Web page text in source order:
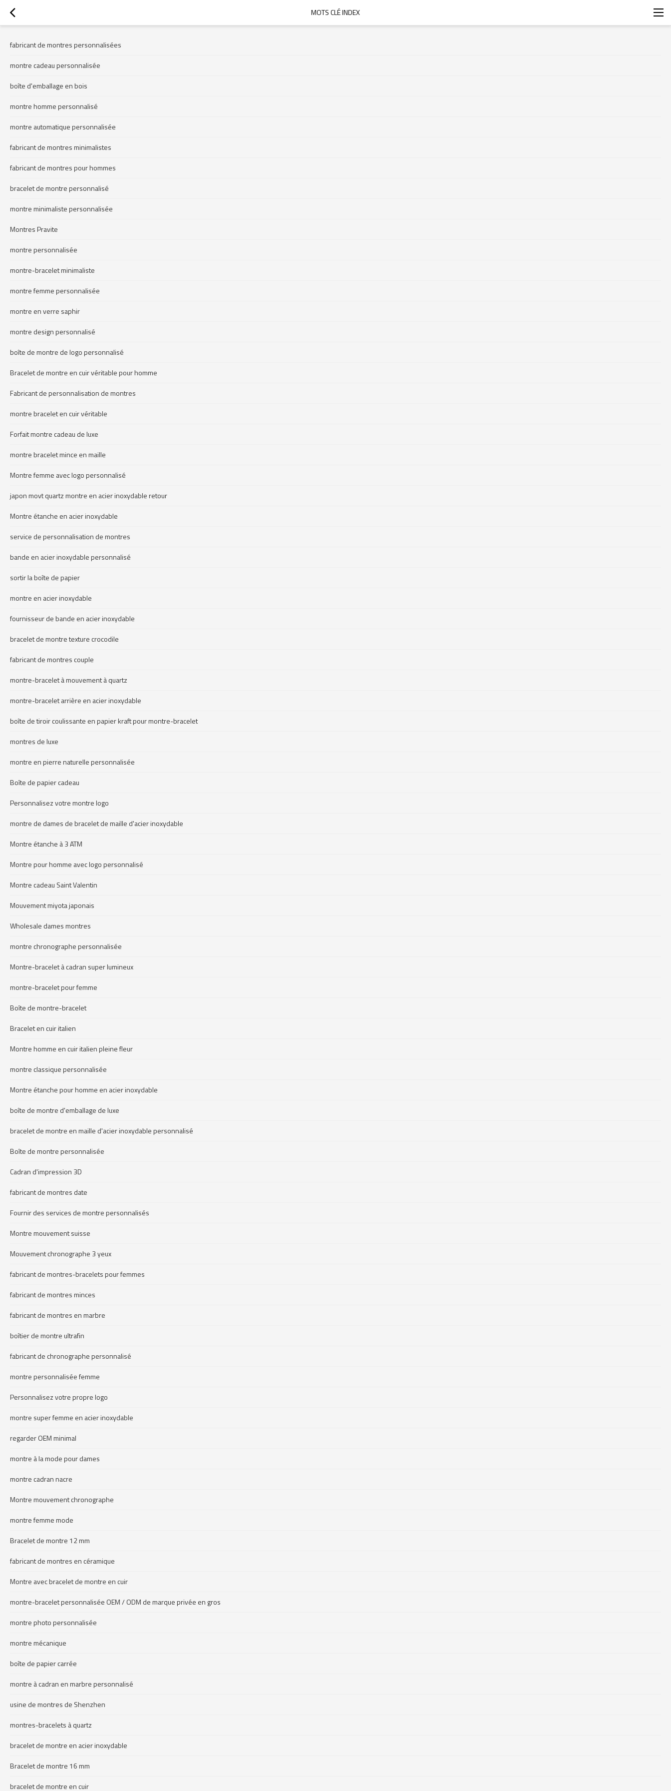
MOTS CLÉ INDEX
fabricant de montres personnalisées
montre cadeau personnalisée
boîte d'emballage en bois
montre homme personnalisé
montre automatique personnalisée
fabricant de montres minimalistes
fabricant de montres pour hommes
bracelet de montre personnalisé
montre minimaliste personnalisée
Montres Pravite
montre personnalisée
montre-bracelet minimaliste
montre femme personnalisée
montre en verre saphir
montre design personnalisé
boîte de montre de logo personnalisé
Bracelet de montre en cuir véritable pour homme
Fabricant de personnalisation de montres
montre bracelet en cuir véritable
Forfait montre cadeau de luxe
montre bracelet mince en maille
Montre femme avec logo personnalisé
japon movt quartz montre en acier inoxydable retour
Montre étanche en acier inoxydable
service de personnalisation de montres
bande en acier inoxydable personnalisé
sortir la boîte de papier
montre en acier inoxydable
fournisseur de bande en acier inoxydable
bracelet de montre texture crocodile
fabricant de montres couple
montre-bracelet à mouvement à quartz
montre-bracelet arrière en acier inoxydable
boîte de tiroir coulissante en papier kraft pour montre-bracelet
montres de luxe
montre en pierre naturelle personnalisée
Boîte de papier cadeau
Personnalisez votre montre logo
montre de dames de bracelet de maille d'acier inoxydable
Montre étanche à 3 ATM
Montre pour homme avec logo personnalisé
Montre cadeau Saint Valentin
Mouvement miyota japonais
Wholesale dames montres
montre chronographe personnalisée
Montre-bracelet à cadran super lumineux
montre-bracelet pour femme
Boîte de montre-bracelet
Bracelet en cuir italien
Montre homme en cuir italien pleine fleur
montre classique personnalisée
Montre étanche pour homme en acier inoxydable
boîte de montre d'emballage de luxe
bracelet de montre en maille d'acier inoxydable personnalisé
Boîte de montre personnalisée
Cadran d'impression 3D
fabricant de montres date
Fournir des services de montre personnalisés
Montre mouvement suisse
Mouvement chronographe 3 yeux
fabricant de montres-bracelets pour femmes
fabricant de montres minces
fabricant de montres en marbre
boîtier de montre ultrafin
fabricant de chronographe personnalisé
montre personnalisée femme
Personnalisez votre propre logo
montre super femme en acier inoxydable
regarder OEM minimal
montre à la mode pour dames
montre cadran nacre
Montre mouvement chronographe
montre femme mode
Bracelet de montre 12 mm
fabricant de montres en céramique
Montre avec bracelet de montre en cuir
montre-bracelet personnalisée OEM / ODM de marque privée en gros
montre photo personnalisée
montre mécanique
boîte de papier carrée
montre à cadran en marbre personnalisé
usine de montres de Shenzhen
montres-bracelets à quartz
bracelet de montre en acier inoxydable
Bracelet de montre 16 mm
bracelet de montre en cuir